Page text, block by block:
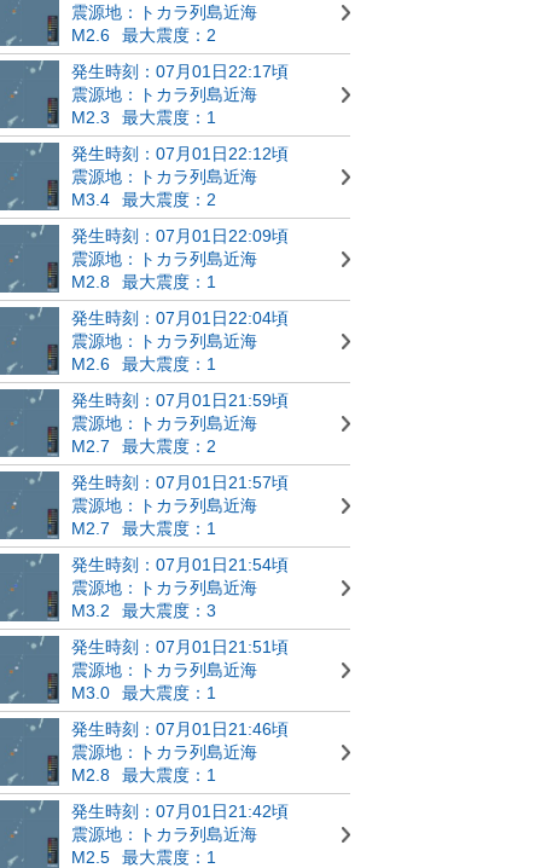
震源地：トカラ列島近海
M2.6
最大震度：2
発生時刻：07月01日22:17頃
震源地：トカラ列島近海
M2.3
最大震度：1
発生時刻：07月01日22:12頃
震源地：トカラ列島近海
M3.4
最大震度：2
発生時刻：07月01日22:09頃
震源地：トカラ列島近海
M2.8
最大震度：1
発生時刻：07月01日22:04頃
震源地：トカラ列島近海
M2.6
最大震度：1
発生時刻：07月01日21:59頃
震源地：トカラ列島近海
M2.7
最大震度：2
発生時刻：07月01日21:57頃
震源地：トカラ列島近海
M2.7
最大震度：1
発生時刻：07月01日21:54頃
震源地：トカラ列島近海
M3.2
最大震度：3
発生時刻：07月01日21:51頃
震源地：トカラ列島近海
M3.0
最大震度：1
発生時刻：07月01日21:46頃
震源地：トカラ列島近海
M2.8
最大震度：1
発生時刻：07月01日21:42頃
震源地：トカラ列島近海
M2.5
最大震度：1